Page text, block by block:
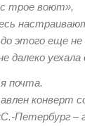
трое воют»,
этого еще
далеко
почта.
конверт
Петербург –